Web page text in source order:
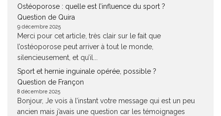
Ostéoporose : quelle est l’influence du sport ?
Question de Quira
9 décembre 2025
Merci pour cet article, très clair sur le fait que
l’ostéoporose peut arriver à tout le monde,
silencieusement, et qu’il...
Sport et hernie inguinale opérée, possible ?
Question de Françon
8 décembre 2025
Bonjour, Je vois à l’instant votre message qui est un peu
ancien mais j’avais une question car les témoignages